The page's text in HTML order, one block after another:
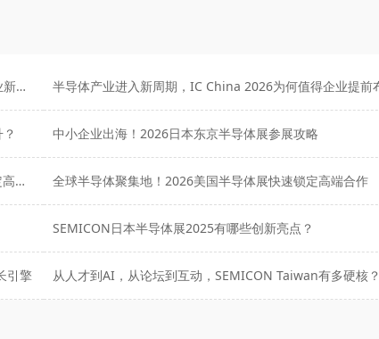
34万㎡超大规模，5000+展商集结，一同解码半导体行业新发展
中小企业出海！2026日本东京半导体展参展攻略
欧洲半导体聚集地！2026慕尼黑SEMICON展会快速锁定高端合作 全球半导体聚集地！2026美国半导体展快速锁定高端合作
SEMICON日本半导体展2025有哪些创新亮点？
引擎 从人才到AI，从论坛到互动，SEMICON Taiwan有多硬核？